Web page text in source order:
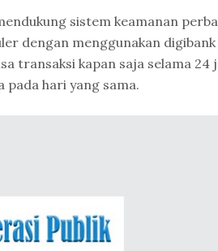
sistem keamanan
dengan menggunakan digibank
transaksi kapan saja selama 24
pada hari yang sama.